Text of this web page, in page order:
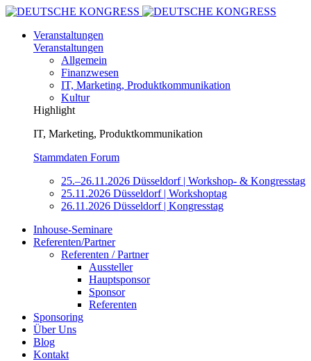
Veranstaltungen
Veranstaltungen
Allgemein
Finanzwesen
IT, Marketing, Produktkommunikation
Kultur
Highlight
IT, Marketing, Produktkommunikation
Stammdaten Forum
25.–26.11.2026 Düsseldorf | Workshop- & Kongresstag
25.11.2026 Düsseldorf | Workshoptag
26.11.2026 Düsseldorf | Kongresstag
Inhouse-Seminare
Referenten/Partner
Referenten / Partner
Aussteller
Hauptsponsor
Sponsor
Referenten
Sponsoring
Über Uns
Blog
Kontakt